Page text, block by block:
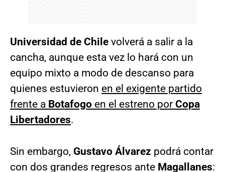
Universidad de Chile volverá a salir a la
cancha, aunque esta vez lo hará con un
equipo mixto a modo de descanso para
quienes estuvieron en el exigente partido
frente a Botafogo en el estreno por Copa
Libertadores.
Sin embargo, Gustavo Álvarez podrá contar
con dos grandes regresos ante Magallanes: